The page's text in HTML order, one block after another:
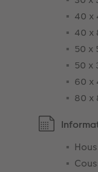
40 x
40 x
50 x
50 x
60 x
80 x